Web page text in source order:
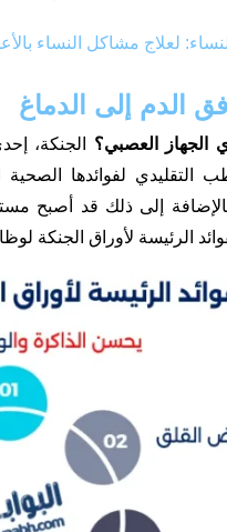
لعلاج مشاكل النساء
الدم إلى الدماغ
الجهاز العصبي؟ الجنكة،
لفوائدها الصحية
بالإضافة إلى ذلك قد أصبح
الرئيسة لأوراق الجنكة